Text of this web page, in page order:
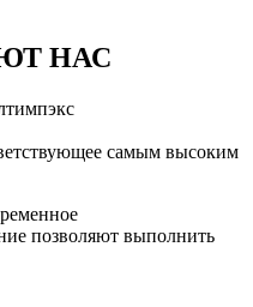
НАС
самым высоким
позволяют выполнить